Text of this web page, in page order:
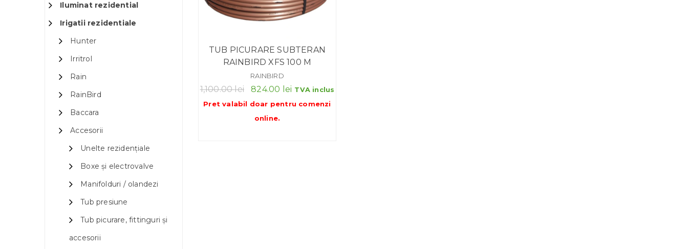
Iluminat rezidential
Irigatii rezidentiale
Hunter
Irritrol
Rain
RainBird
Baccara
Accesorii
Unelte rezidențiale
Boxe și electrovalve
Manifolduri / olandezi
Tub presiune
Tub picurare, fittinguri și
accesorii
TUB PICURARE SUBTERAN
RAINBIRD XFS 100 M
RAINBIRD
1,100.00lei
Prețul
inițial
a
824.00 lei Prețul
curent
TVA inclus
Pret valabil doar pentru comenzi
online.